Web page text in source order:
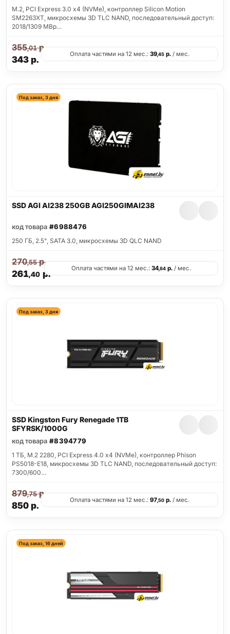
M.2, PCI Express 3.0 x4 (NVMe), контроллер Silicon Motion
SM2263XT, микросхемы 3D TLC NAND, последовательный доступ:
2018/1309 MBp…
343р.
355,01р.
Оплата частями на 12 мес.: 39,45р./ мес.
Под заказ, 3 дня
SSD AGI AI238 250GB AGI250GIMAI238
код товара #6988476
250 ГБ, 2.5", SATA 3.0, микросхемы 3D QLC NAND
261,40р.
270,55р.
Оплата частями на 12 мес.: 34,84 р. / мес.
Под заказ, 3 дня
SSD Kingston Fury Renegade 1TB
SFYRSK/1000G
код товара #8394779
1 ТБ, M.2 2280, PCI Express 4.0 x4 (NVMe), контроллер Phison
PS5018-E18, микросхемы 3D TLC NAND, последовательный доступ:
7300/600…
850р.
879,75р.
Оплата частями на 12 мес.: 97,50р./ мес.
Под заказ, 16 дней